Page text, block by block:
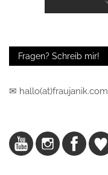
Fragen? Schreib mir!
✉ hallo(at)fraujanik.com